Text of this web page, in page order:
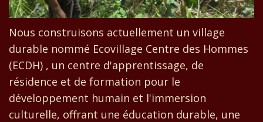
Nous construisons actuellement un village
durable nommé Ecovillage Centre des Hommes
(ECDH) , un centre d'apprentissage, de
résidence et de formation pour le
développement humain et l'immersion
culturelle, offrant une éducation durable, une